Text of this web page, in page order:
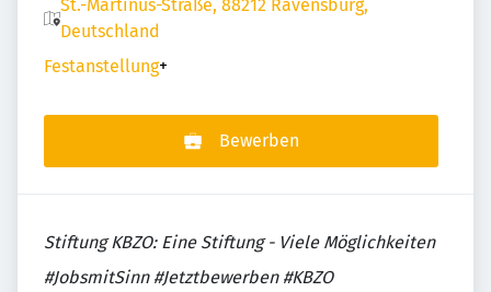
St.-Martinus-Straße, 88212 Ravensburg,
Deutschland
Festanstellung+
Bewerben
Stiftung KBZO: Eine Stiftung - Viele Möglichkeiten
#JobsmitSinn #Jetztbewerben #KBZO